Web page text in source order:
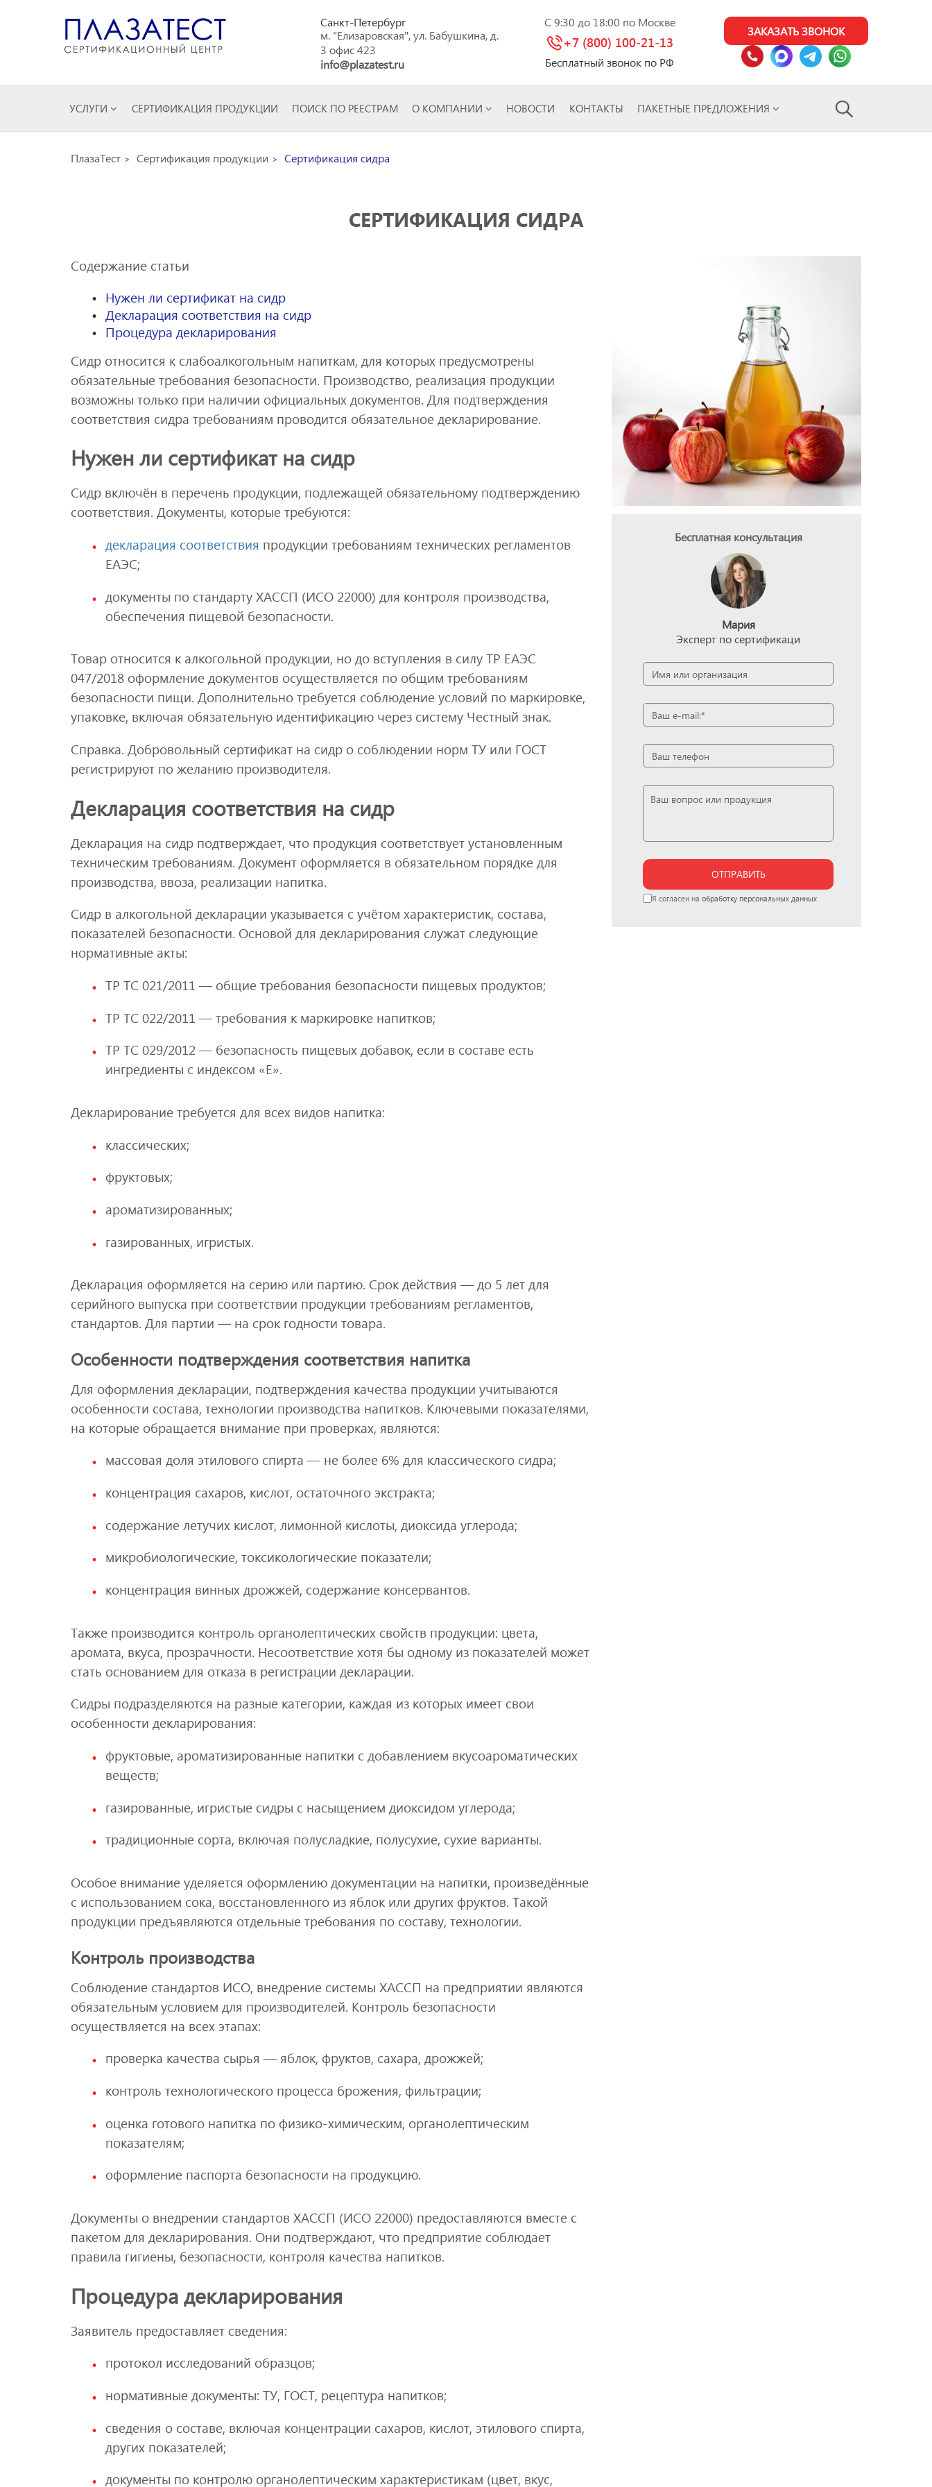
Санкт-Петербург
м. "Елизаровская", ул. Бабушкина, д.
3 офис 423
info@plazatest.ru
C 9:30 до 18:00 по Москве
+7 (800) 100-21-13
Бесплатный звонок по РФ
ЗАКАЗАТЬ ЗВОНОК
УСЛУГИ СЕРТИФИКАЦИЯ ПРОДУКЦИИ ПОИСК ПО РЕЕСТРАМ О КОМПАНИИ НОВОСТИ КОНТАКТЫ ПАКЕТНЫЕ ПРЕДЛОЖЕНИЯ
ПлазаТест Сертификация продукции Сертификация сидра
СЕРТИФИКАЦИЯ СИДРА
Содержание статьи
Нужен ли сертификат на сидр
Декларация соответствия на сидр
Процедура декларирования
Сидр относится к слабоалкогольным напиткам, для которых предусмотрены
обязательные требования безопасности. Производство, реализация продукции
возможны только при наличии официальных документов. Для подтверждения
соответствия сидра требованиям проводится обязательное декларирование.
Нужен ли сертификат на сидр
Сидр включён в перечень продукции, подлежащей обязательному подтверждению
соответствия. Документы, которые требуются:
декларация соответствия продукции требованиям технических регламентов
ЕАЭС;
документы по стандарту ХАССП (ИСО 22000) для контроля производства,
обеспечения пищевой безопасности.
Товар относится к алкогольной продукции, но до вступления в силу ТР ЕАЭС
047/2018 оформление документов осуществляется по общим требованиям
безопасности пищи. Дополнительно требуется соблюдение условий по маркировке,
упаковке, включая обязательную идентификацию через систему Честный знак.
Справка. Добровольный сертификат на сидр о соблюдении норм ТУ или ГОСТ
регистрируют по желанию производителя.
Декларация соответствия на сидр
Декларация на сидр подтверждает, что продукция соответствует установленным
техническим требованиям. Документ оформляется в обязательном порядке для
производства, ввоза, реализации напитка.
Сидр в алкогольной декларации указывается с учётом характеристик, состава,
показателей безопасности. Основой для декларирования служат следующие
нормативные акты:
ТР ТС 021/2011 — общие требования безопасности пищевых продуктов;
ТР ТС 022/2011 — требования к маркировке напитков;
ТР ТС 029/2012 — безопасность пищевых добавок, если в составе есть
ингредиенты с индексом «Е».
Декларирование требуется для всех видов напитка:
классических;
фруктовых;
ароматизированных;
газированных, игристых.
Декларация оформляется на серию или партию. Срок действия — до 5 лет для
серийного выпуска при соответствии продукции требованиям регламентов,
стандартов. Для партии — на срок годности товара.
Особенности подтверждения соответствия напитка
Для оформления декларации, подтверждения качества продукции учитываются
особенности состава, технологии производства напитков. Ключевыми показателями,
на которые обращается внимание при проверках, являются:
массовая доля этилового спирта — не более 6% для классического сидра;
концентрация сахаров, кислот, остаточного экстракта;
содержание летучих кислот, лимонной кислоты, диоксида углерода;
микробиологические, токсикологические показатели;
концентрация винных дрожжей, содержание консервантов.
Также производится контроль органолептических свойств продукции: цвета,
аромата, вкуса, прозрачности. Несоответствие хотя бы одному из показателей может
стать основанием для отказа в регистрации декларации.
Сидры подразделяются на разные категории, каждая из которых имеет свои
особенности декларирования:
фруктовые, ароматизированные напитки с добавлением вкусоароматических
веществ;
газированные, игристые сидры с насыщением диоксидом углерода;
традиционные сорта, включая полусладкие, полусухие, сухие варианты.
Особое внимание уделяется оформлению документации на напитки, произведённые
с использованием сока, восстановленного из яблок или других фруктов. Такой
продукции предъявляются отдельные требования по составу, технологии.
Контроль производства
Соблюдение стандартов ИСО, внедрение системы ХАССП на предприятии являются
обязательным условием для производителей. Контроль безопасности
осуществляется на всех этапах:
проверка качества сырья — яблок, фруктов, сахара, дрожжей;
контроль технологического процесса брожения, фильтрации;
оценка готового напитка по физико-химическим, органолептическим
показателям;
оформление паспорта безопасности на продукцию.
Документы о внедрении стандартов ХАССП (ИСО 22000) предоставляются вместе с
пакетом для декларирования. Они подтверждают, что предприятие соблюдает
правила гигиены, безопасности, контроля качества напитков.
Процедура декларирования
Заявитель предоставляет сведения:
протокол исследований образцов;
нормативные документы: ТУ, ГОСТ, рецептура напитков;
сведения о составе, включая концентрации сахаров, кислот, этилового спирта,
других показателей;
документы по контролю органолептическим характеристикам (цвет, вкус,
Бесплатная консультация
Мария
Эксперт по сертификаци
ОТПРАВИТЬ
Я согласен на обработку персональных данных